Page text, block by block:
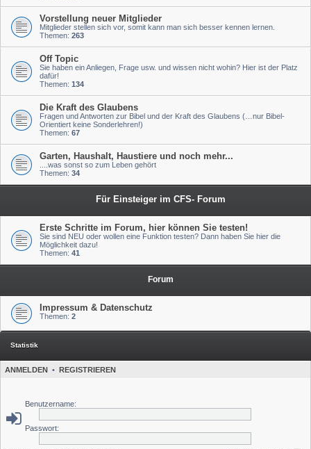
Vorstellung neuer Mitglieder
Mitglieder stellen sich vor, somit kann man sich besser kennen lernen.
Themen: 263
Off Topic
Sie haben ein Anliegen, Frage usw. und wissen nicht wohin? Hier ist der Platz
dafür!
Themen: 134
Die Kraft des Glaubens
Fragen und Antworten zur Bibel und der Kraft des Glaubens (…nur Bibel-
Orientiert keine Sonderlehren!)
Themen: 67
Garten, Haushalt, Haustiere und noch mehr...
....was sonst so zum Leben gehört
Themen: 34
Für Einsteiger im CFS- Forum
Erste Schritte im Forum, hier können Sie testen!
Sie sind NEU oder wollen eine Funktion testen? Dann haben Sie hier die
Möglichkeit dazu!
Themen: 41
Forum
Impressum & Datenschutz
Themen: 2
Statistik
ANMELDEN • REGISTRIEREN
Benutzername:
Passwort: